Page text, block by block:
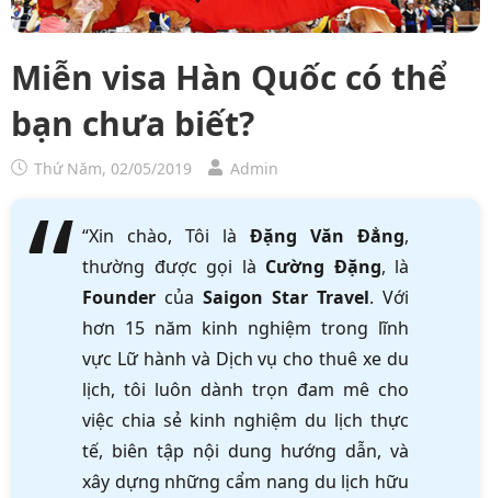
Miễn visa Hàn Quốc có thể
bạn chưa biết?
Thứ Năm, 02/05/2019 Admin
“Xin chào, Tôi là Đặng Văn Đẳng,
thường được gọi là Cường Đặng, là
Founder của Saigon Star Travel. Với
hơn 15 năm kinh nghiệm trong lĩnh
vực Lữ hành và Dịch vụ cho thuê xe du
lịch, tôi luôn dành trọn đam mê cho
việc chia sẻ kinh nghiệm du lịch thực
tế, biên tập nội dung hướng dẫn, và
xây dựng những cẩm nang du lịch hữu